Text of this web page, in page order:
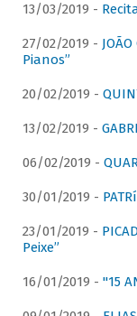
13/03/2019 -
27/02/2019 -
Pianos”
20/02/2019 -
13/02/2019 -
06/02/2019 -
30/01/2019 -
23/01/2019 -
Peixe”
16/01/2019 - "15